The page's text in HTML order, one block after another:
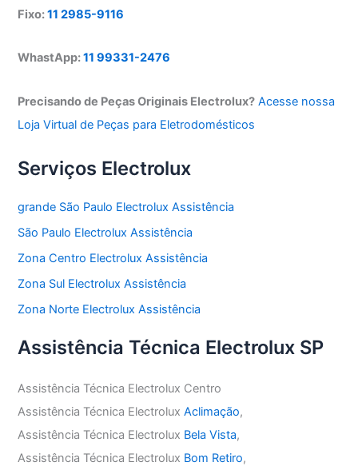
Fixo:11 2985-9116
WhastApp:11 99331-2476
Precisando de Peças Originais Electrolux? Acesse nossa
Loja Virtual de Peças para Eletrodomésticos
Serviços Electrolux
grande São Paulo Electrolux Assistência
São Paulo Electrolux Assistência
Zona Centro Electrolux Assistência
Zona Sul Electrolux Assistência
Zona Norte Electrolux Assistência
Assistência Técnica Electrolux SP
Assistência Técnica Electrolux Centro
Assistência Técnica ElectroluxAclimação,
Assistência Técnica Electrolux Bela Vista,
Assistência Técnica Electrolux Bom Retiro,